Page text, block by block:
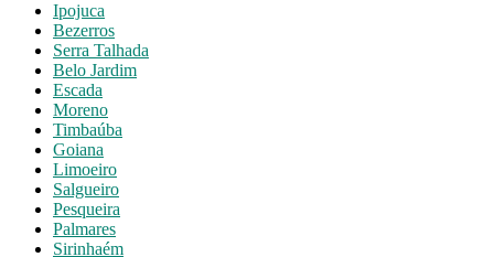
Ipojuca
Bezerros
Serra Talhada
Belo Jardim
Escada
Moreno
Timbaúba
Goiana
Limoeiro
Salgueiro
Pesqueira
Palmares
Sirinhaém